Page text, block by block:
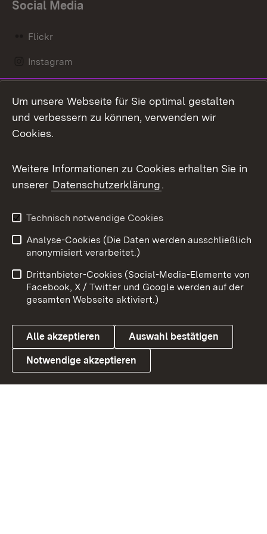
Social Media
Flickr
Instagram
Mastodon
Messenger
Social Wall
X / Twitter
Youtube
Link zum Landesportal
Benutzungshinweise
Barrierefreiheit
Datenschutz
Cookies
Um unsere Webseite für Sie optimal gestalten
und verbessern zu können, verwenden wir
Cookies.
Weitere Informationen zu Cookies erhalten Sie in
unserer Datenschutzerklärung.
Technisch notwendige Cookies
Analyse-Cookies (Die Daten werden ausschließlich
anonymisiert verarbeitet.)
Drittanbieter-Cookies (Social-Media-Elemente von
Facebook, X / Twitter und Google werden auf der
gesamten Webseite aktiviert.)
Alle akzeptieren Auswahl bestätigen
Notwendige akzeptieren